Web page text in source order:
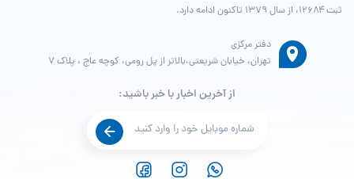
ثبت ۱۲۶۸۴، از سال ۱۳۷۹ تاکنون ادامه دارد.
دفتر مرکزی
تهران، خیابان شریعتی،بالاتر از پل رومی، کوچه عاج ، پلاک ۷
از آخرین اخبار با خبر باشید: